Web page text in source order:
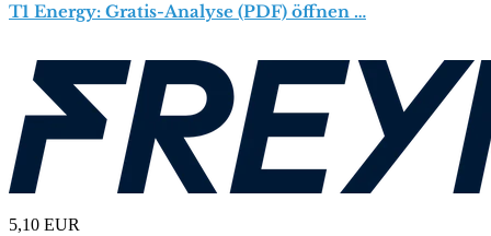
T1 Energy: Gratis-Analyse (PDF) öffnen …
5,10 EUR